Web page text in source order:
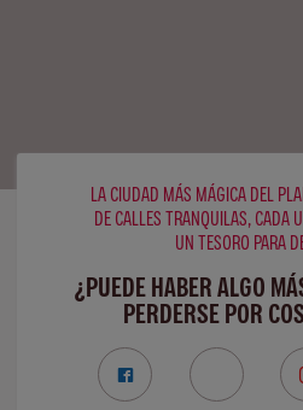
LA CIUDAD MÁS MÁGICA DEL
DE CALLES TRANQUILAS, CADA
UN TESORO PARA
¿PUEDE HABER ALGO
PERDERSE POR